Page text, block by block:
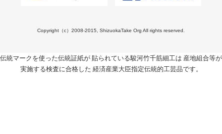
Copyright（c）2008-2015, ShizuokaTake Org All rights reserved.
伝統マークを使った伝統証紙が 貼られている駿河竹千筋細工は 産地組合等が
実施する検査に合格した 経済産業大臣指定伝統的工芸品です。